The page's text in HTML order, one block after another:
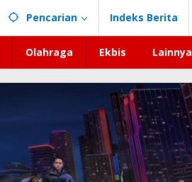
Pencarian Indeks Berita
Olahraga Ekbis Lainnya